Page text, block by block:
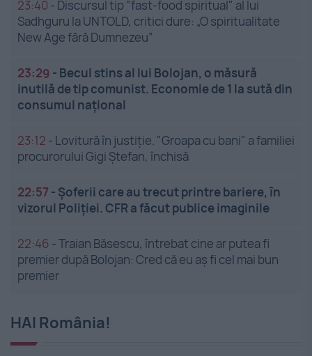
23:40 - Discursul tip "fast-food spiritual" al lui
Sadhguru la UNTOLD, critici dure: „O spiritualitate
New Age fără Dumnezeu”
23:29 - Becul stins al lui Bolojan, o măsură
inutilă de tip comunist. Economie de 1 la sută din
consumul național
23:12 - Lovitură în justiție. "Groapa cu bani" a familiei
procurorului Gigi Ștefan, închisă
22:57 - Șoferii care au trecut printre bariere, în
vizorul Poliției. CFR a făcut publice imaginile
22:46 -Traian Băsescu, întrebat cine ar putea fi
premier după Bolojan: Cred că eu aș fi cel mai bun
premier
HAI România!